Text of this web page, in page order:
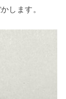
します。